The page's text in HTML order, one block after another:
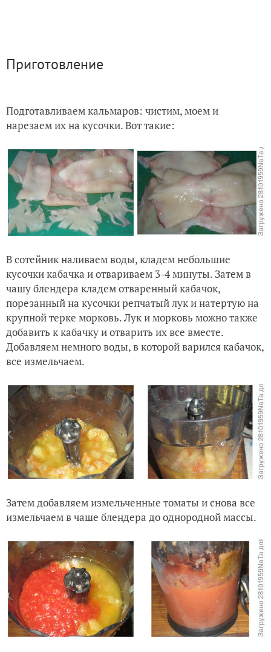
Приготовление
Подготавливаем кальмаров: чистим, моем и
нарезаем их на кусочки. Вот такие:
В сотейник наливаем воды, кладем небольшие
кусочки кабачка и отвариваем 3-4 минуты. Затем в
чашу блендера кладем отваренный кабачок,
порезанный на кусочки репчатый лук и натертую на
крупной терке морковь. Лук и морковь можно также
добавить к кабачку и отварить их все вместе.
Добавляем немного воды, в которой варился кабачок,
все измельчаем.
Затем добавляем измельченные томаты и снова все
измельчаем в чаше блендера до однородной массы.